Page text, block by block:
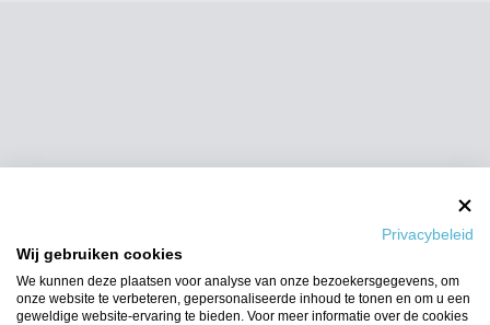
Privacybeleid
Wij gebruiken cookies
We kunnen deze plaatsen voor analyse van onze bezoekersgegevens, om
onze website te verbeteren, gepersonaliseerde inhoud te tonen en om u een
geweldige website-ervaring te bieden. Voor meer informatie over de cookies